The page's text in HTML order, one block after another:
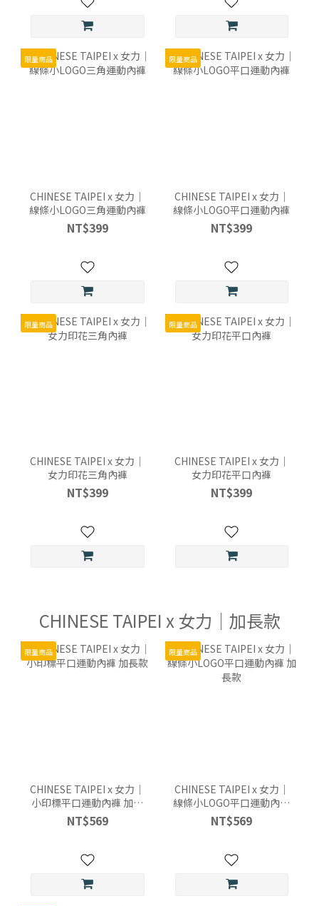
限量商品
CHINESE TAIPEI x 女力｜
線條小LOGO三角運動內褲
NT$399
限量商品
CHINESE TAIPEI x 女力｜
線條小LOGO平口運動內褲
NT$399
限量商品
CHINESE TAIPEI x 女力｜
女力印花三角內褲
NT$399
限量商品
CHINESE TAIPEI x 女力｜
女力印花平口內褲
NT$399
CHINESE TAIPEI x 女力｜加長款
限量商品
CHINESE TAIPEI x 女力｜
小印標平口運動內褲 加長
款
NT$569
限量商品
CHINESE TAIPEI x 女力｜
線條小LOGO平口運動內褲
加長款
NT$569